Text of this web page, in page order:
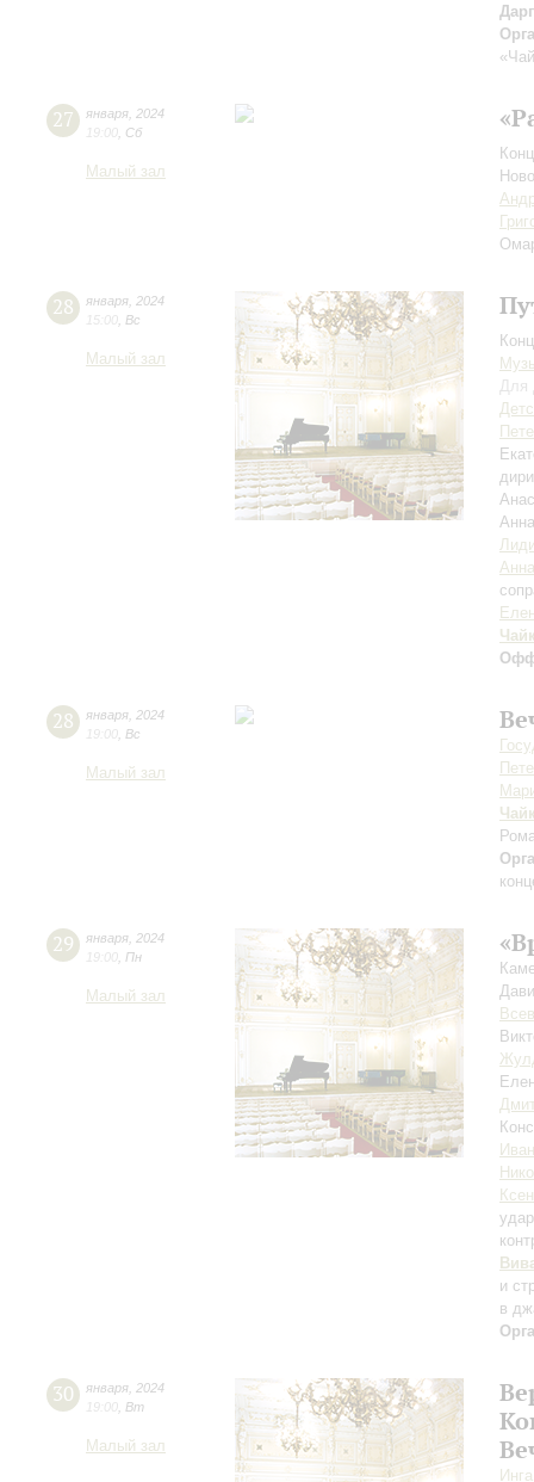
27 января 2024
19:00 Сб
Малый зал
28 января 2024
15:00 Вс
Малый зал
Для
28 января 2024
19:00 Вс
Малый зал
29 января 2024
19:00 Пн
Малый зал
и
в
30 января 2024
19:00 Вт
Малый зал